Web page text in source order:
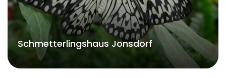
Schmetterlingshaus Jonsdorf